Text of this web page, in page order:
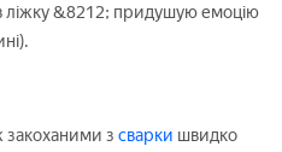
ліжку &8212; придушую емоцію
закоханими з сварки швидко